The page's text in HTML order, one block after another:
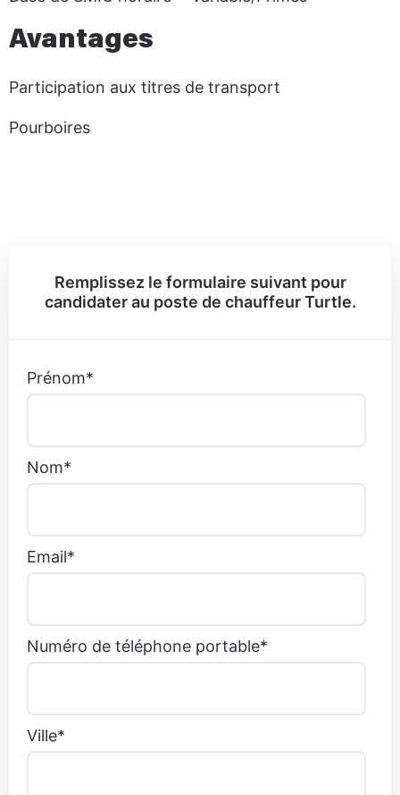
Avantages
Participation aux titres de transport
Pourboires
Remplissez le formulaire suivant pour
candidater au poste de chauffeur Turtle.
Prénom*
Nom*
Email*
Numéro de téléphone portable*
Ville*